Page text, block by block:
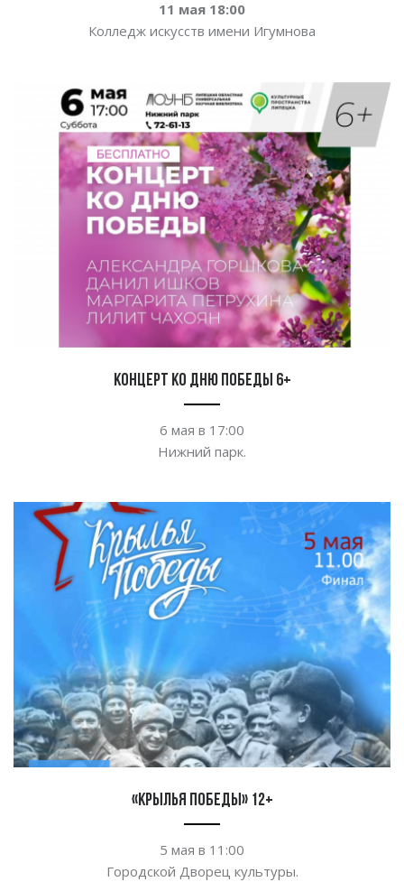
11 мая 18:00
Колледж искусств имени Игумнова
Концерт ко Дню Победы 6+
6 мая в 17:00
Нижний парк.
«Крылья Победы» 12+
5 мая в 11:00
Городской Дворец культуры.